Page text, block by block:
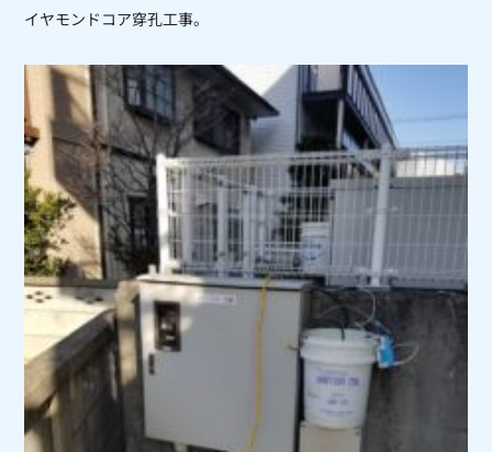
イヤモンドコア穿孔工事。